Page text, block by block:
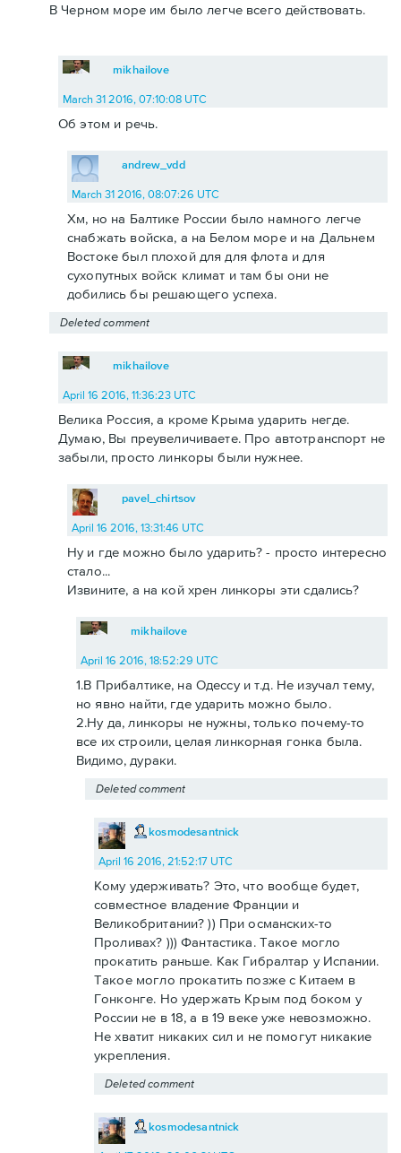
В Черном море им было легче всего действовать.
mikhailove
March 31 2016, 07:10:08 UTC
Об этом и речь.
andrew_vdd
March 31 2016, 08:07:26 UTC
Хм, но на Балтике России было намного легче
снабжать войска, а на Белом море и на Дальнем
Востоке был плохой для для флота и для
сухопутных войск климат и там бы они не
добились бы решающего успеха.
Deleted comment
mikhailove
April 16 2016, 11:36:23 UTC
Велика Россия, а кроме Крыма ударить негде.
Думаю, Вы преувеличиваете. Про автотранспорт не
забыли, просто линкоры были нужнее.
pavel_chirtsov
April 16 2016, 13:31:46 UTC
Ну и где можно было ударить? - просто интересно
стало...
Извините, а на кой хрен линкоры эти сдались?
mikhailove
April 16 2016, 18:52:29 UTC
1.В Прибалтике, на Одессу и т.д. Не изучал тему,
но явно найти, где ударить можно было.
2.Ну да, линкоры не нужны, только почему-то
все их строили, целая линкорная гонка была.
Видимо, дураки.
Deleted comment
kosmodesantnick
April 16 2016, 21:52:17 UTC
Кому удерживать? Это, что вообще будет,
совместное владение Франции и
Великобритании? )) При османских-то
Проливах? ))) Фантастика. Такое могло
прокатить раньше. Как Гибралтар у Испании.
Такое могло прокатить позже с Китаем в
Гонконге. Но удержать Крым под боком у
России не в 18, а в 19 веке уже невозможно.
Не хватит никаких сил и не помогут никакие
укрепления.
Deleted comment
kosmodesantnick